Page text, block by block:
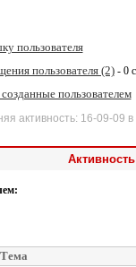
пользователя
пользователя (2)- 0
пользователем
16-09-09 в
Тема